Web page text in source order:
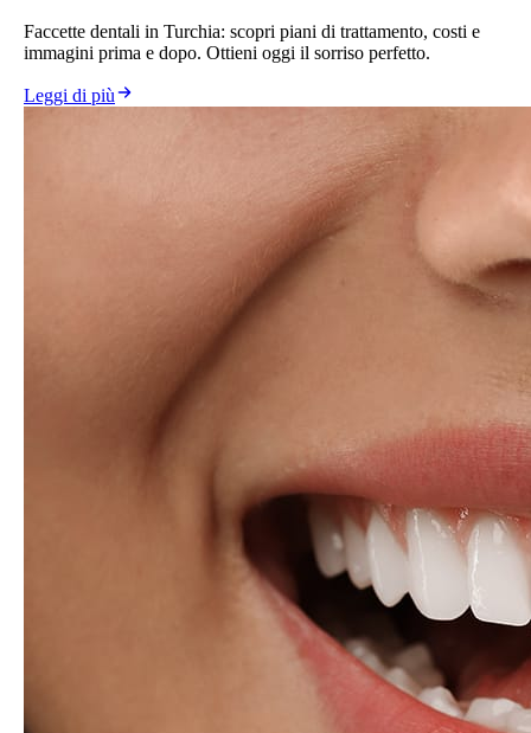
Faccette dentali in Turchia: scopri piani di trattamento, costi e
immagini prima e dopo. Ottieni oggi il sorriso perfetto.
Leggi di più